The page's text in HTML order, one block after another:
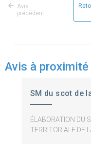
Avis
précédent
Avis à proximité
SM du scot de
ÉLABORATION DU
TERRITORIALE DE